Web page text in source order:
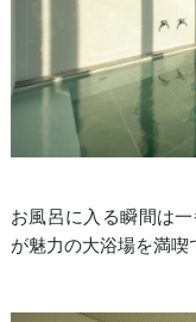
お風呂に入る瞬間は
が魅力の大浴場を満喫